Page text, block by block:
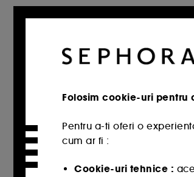
Folosim cookie-uri
Pentru a-ti oferi o
cum ar fi :
Cookie-uri tehnice :